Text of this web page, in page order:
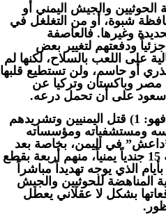
والجيش اليمني أو
شبوة، أو من التغلغل في
وغيرها. فالعاصفة
ودفعتهم لتغيير بعض
على اللعب بالسلاح، لكنها لم
أو حاسم، ولن تستطيع قلبها
مصر وباكستان وتركيا عن
سعود على أن تحمل درعه.
أما ما نجحت “عاصفة الحزم” في القيام به فعلاً فهو: 1) قتل اليمنيين وتشريدهم
ومستشفياته ومؤسساته
و”داعش” في اليمن، بخاصة بعد
فيديو “داعش” قبل أيام الذي يوثق جريمة تصفية 15 جندياً يمنياً، منهم أربعة بقطع
الذي يوجه تهديداً مباشراً
دفع القوى اليمنية المناهضة للحوثيين والجيش
بشكل لا عقلاني يعطل